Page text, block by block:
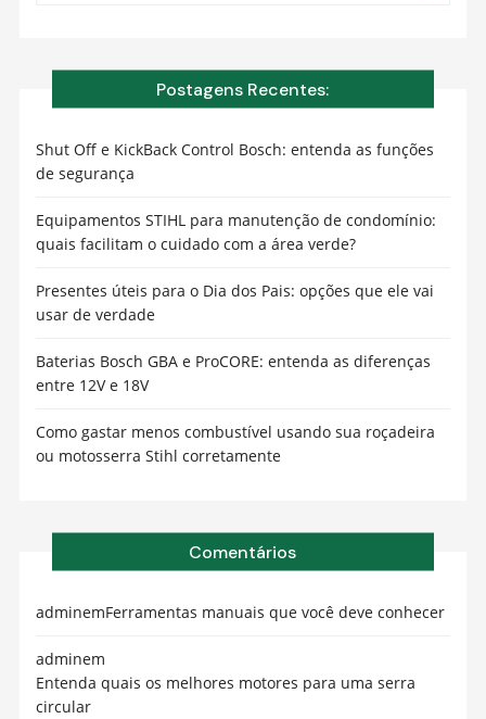
Postagens Recentes:
Shut Off e KickBack Control Bosch: entenda as funções
de segurança
Equipamentos STIHL para manutenção de condomínio:
quais facilitam o cuidado com a área verde?
Presentes úteis para o Dia dos Pais: opções que ele vai
usar de verdade
Baterias Bosch GBA e ProCORE: entenda as diferenças
entre 12V e 18V
Como gastar menos combustível usando sua roçadeira
ou motosserra Stihl corretamente
Comentários
adminemFerramentas manuais que você deve conhecer
adminem
Entenda quais os melhores motores para uma serra
circular